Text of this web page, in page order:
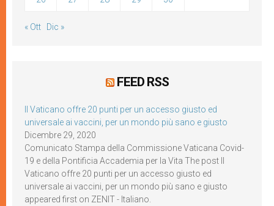
« Ott Dic »
FEED RSS
Il Vaticano offre 20 punti per un accesso giusto ed
universale ai vaccini, per un mondo più sano e giusto
Dicembre 29, 2020
Comunicato Stampa della Commissione Vaticana Covid-
19 e della Pontificia Accademia per la Vita The post Il
Vaticano offre 20 punti per un accesso giusto ed
universale ai vaccini, per un mondo più sano e giusto
appeared first on ZENIT - Italiano.